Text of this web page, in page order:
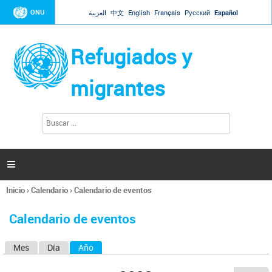
Jump to navigation
ONU العربية 中文 English Français Русский Español
Refugiados y
migrantes
l
s

Se
usted
Inicio›Calendario›Calendario de eventos
Calendario de eventos
Mes Día Año